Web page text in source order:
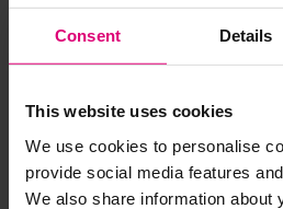
Consent Details
This website uses cookies
We use cookies to personalise
provide social media features
We also share information about
Trui streep korte mouw
fijnbrei
- 50%